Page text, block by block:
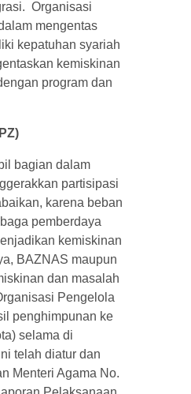
Organisasi
mengentas
kepatuhan syariah
kemiskinan
program dan
bagian dalam
partisipasi
karena beban
pemberdaya
kemiskinan
BAZNAS maupun
dan masalah
Pengelola
penghimpunan ke
selama di
telah diatur dan
Menteri Agama No.